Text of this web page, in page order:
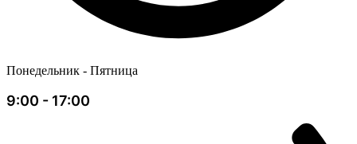
Понедельник - Пятница
9:00 - 17:00